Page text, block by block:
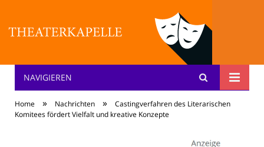
Theater: [KA] :pelle
NAVIGIEREN
Home » Nachrichten »
Castingverfahren des Literarischen
Komitees fördert Vielfalt und kreative Konzepte